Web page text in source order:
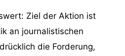
Ziel der Aktion ist
an journalistischen
die Forderung,